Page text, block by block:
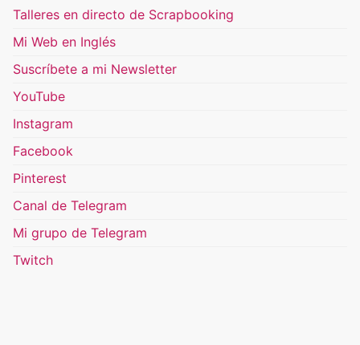
Talleres en directo de Scrapbooking
Mi Web en Inglés
Suscríbete a mi Newsletter
YouTube
Instagram
Facebook
Pinterest
Canal de Telegram
Mi grupo de Telegram
Twitch